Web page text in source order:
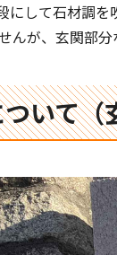
にして石材調
んが、玄関部
いて（